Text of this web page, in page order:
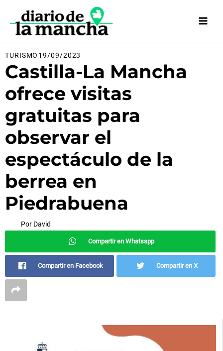
contenido
TURISMO 19/09/2023
Castilla-La Mancha
ofrece visitas
gratuitas para
observar el
espectáculo de la
berrea en
Piedrabuena
Por David
Compartir en Whatsapp
Compartir en Facebook Compartir en X